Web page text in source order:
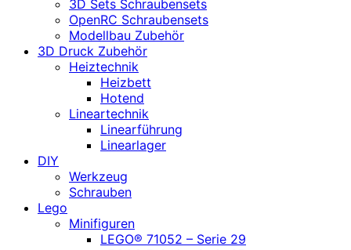
3D Sets Schraubensets
OpenRC Schraubensets
Modellbau Zubehör
3D Druck Zubehör
Heiztechnik
Heizbett
Hotend
Lineartechnik
Linearführung
Linearlager
DIY
Werkzeug
Schrauben
Lego
Minifiguren
LEGO® 71052 – Serie 29